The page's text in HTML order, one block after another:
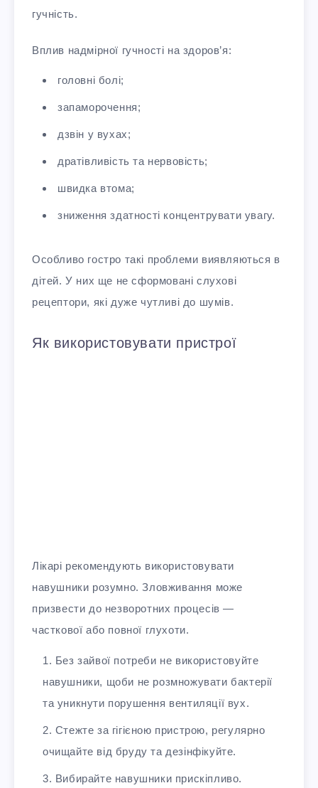
гучність.
Вплив надмірної гучності на здоров’я:
головні болі;
запаморочення;
дзвін у вухах;
дратівливість та нервовість;
швидка втома;
зниження здатності концентрувати увагу.
Особливо гостро такі проблеми виявляються в
дітей. У них ще не сформовані слухові
рецептори, які дуже чутливі до шумів.
Як використовувати пристрої
Лікарі рекомендують використовувати
навушники розумно. Зловживання може
призвести до незворотних процесів —
часткової або повної глухоти.
Без зайвої потреби не використовуйте
навушники, щоби не розмножувати бактерії
та уникнути порушення вентиляції вух.
Стежте за гігієною пристрою, регулярно
очищайте від бруду та дезінфікуйте.
Вибирайте навушники прискіпливо.